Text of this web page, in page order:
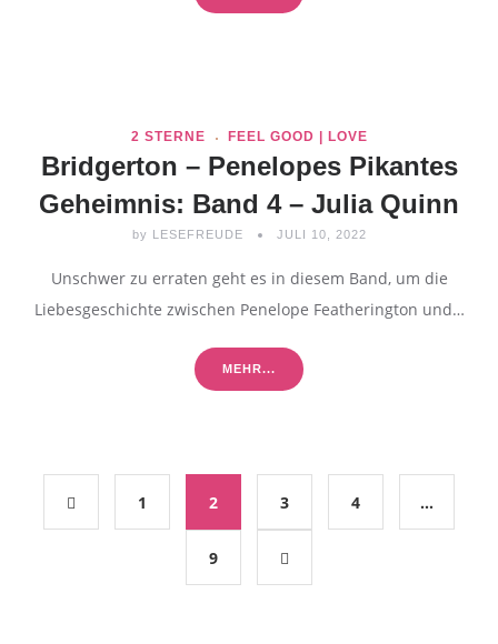
2 STERNE FEEL GOOD | LOVE
Bridgerton – Penelopes Pikantes
Geheimnis: Band 4 – Julia Quinn
by LESEFREUDE JULI 10, 2022
Unschwer zu erraten geht es in diesem Band, um die
Liebesgeschichte zwischen Penelope Featherington und…
MEHR...
1 2 3 4 …
9